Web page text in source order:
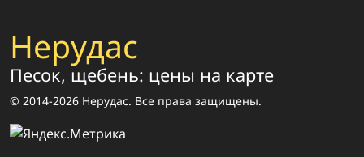
Нерудас
Песок, щебень: цены на карте
© 2014-2026 Нерудас. Все права защищены.